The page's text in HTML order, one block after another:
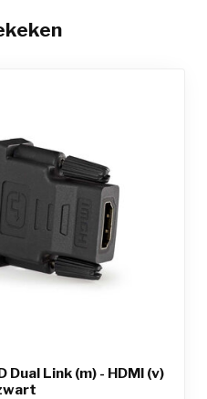
Dual Link (m) - HDMI (v)